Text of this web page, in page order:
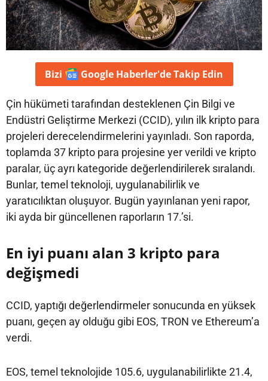
Bizi Google Haberler'deTakip Edin
Çin hükümeti tarafından desteklenen Çin Bilgi ve
Endüstri Geliştirme Merkezi (CCID), yılın ilk kripto para
projeleri derecelendirmelerini yayınladı. Son raporda,
toplamda 37 kripto para projesine yer verildi ve kripto
paralar, üç ayrı kategoride değerlendirilerek sıralandı.
Bunlar, temel teknoloji, uygulanabilirlik ve
yaratıcılıktan oluşuyor. Bugün yayınlanan yeni rapor,
iki ayda bir güncellenen raporların 17.’si.
En iyi puanı alan 3 kripto para
değişmedi
CCID, yaptığı değerlendirmeler sonucunda en yüksek
puanı, geçen ay olduğu gibi EOS, TRON ve Ethereum’a
verdi.
EOS, temel teknolojide 105.6, uygulanabilirlikte 21.4,